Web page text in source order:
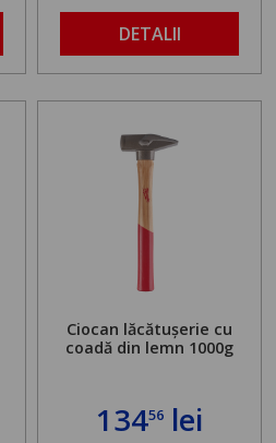
DETALII
Ciocan lăcătușerie cu
coadă din lemn 1000g
13456 lei